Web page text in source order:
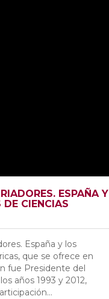
ESPAÑA Y
DE CIENCIAS
España y los
que se ofrece en
fue Presidente del
años 1993 y 2012,